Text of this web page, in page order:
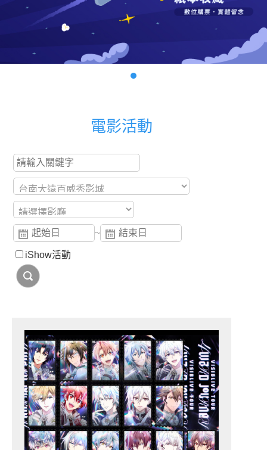
電影活動
~
iShow活動
商家介紹
商場活動
會員Q&A